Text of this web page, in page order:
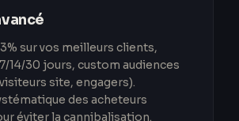
sur vos meilleurs clients,
14/30 jours, custom audiences
site, engagers).
des acheteurs
éviter la cannibalisation.